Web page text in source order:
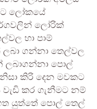
ලෝකයේ
ලෝරික්
හා පාම්
ගන්නා තෙල්වල
ලබාගන්නා පොල්
කිරි දෙන මවකට
කර ගැනීමට නම්
යුත්තේ පොල් තෙල්